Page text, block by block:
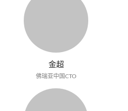
金超
佛瑞亚中国CTO